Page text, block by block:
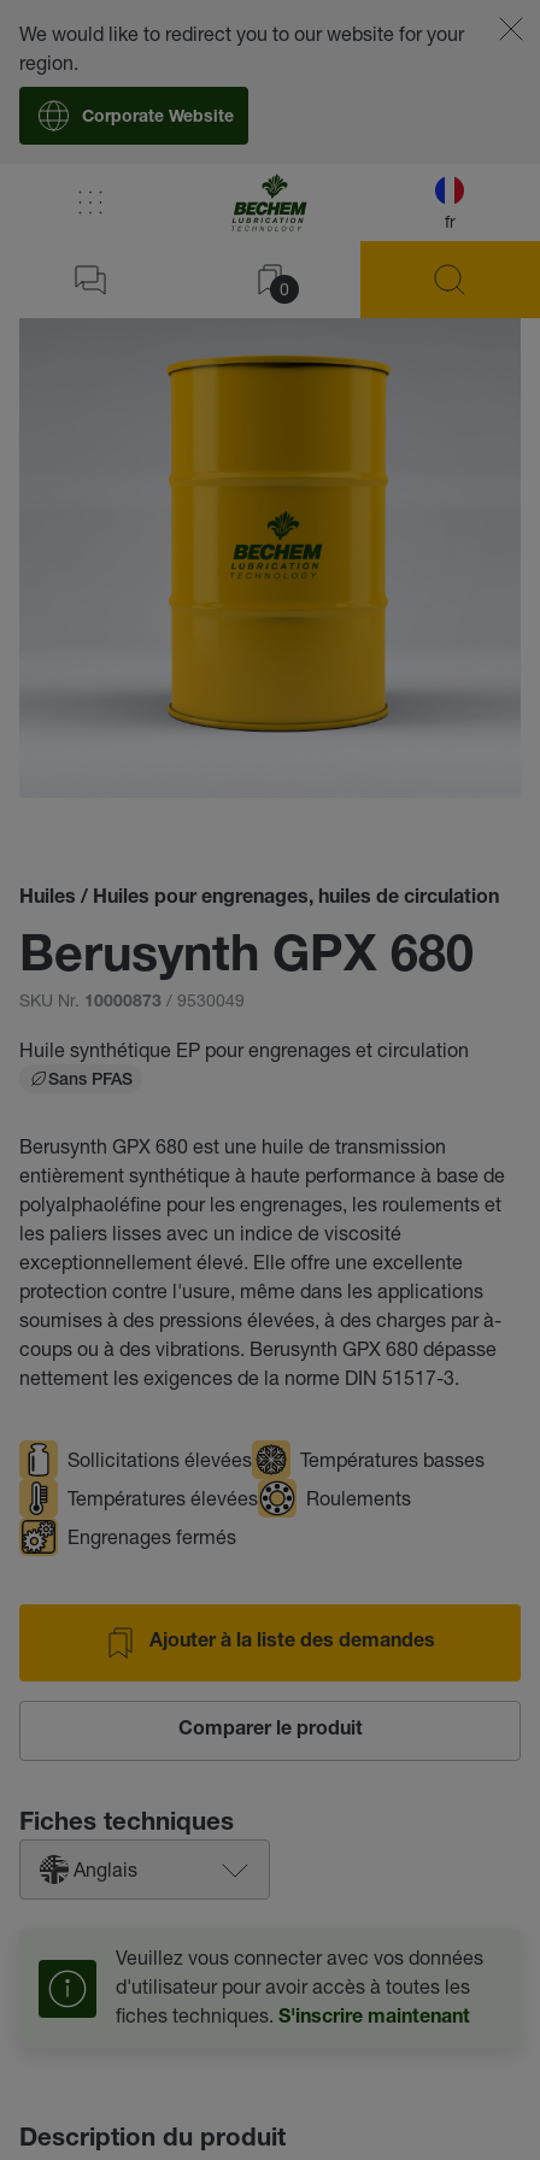
fr
0
We would like to redirect you to our website for your
region.
Corporate Website
Huiles / Huiles pour engrenages, huiles de circulation
Berusynth GPX 680
SKU Nr. 10000873 / 9530049
Huile synthétique EP pour engrenages et circulation
Sans PFAS
Berusynth GPX 680 est une huile de transmission
entièrement synthétique à haute performance à base de
polyalphaoléfine pour les engrenages, les roulements et
les paliers lisses avec un indice de viscosité
exceptionnellement élevé. Elle offre une excellente
protection contre l'usure, même dans les applications
soumises à des pressions élevées, à des charges par à-
coups ou à des vibrations. Berusynth GPX 680 dépasse
nettement les exigences de la norme DIN 51517-3.
Sollicitations élevées
Températures basses
Températures élevées
Roulements
Engrenages fermés
Ajouter à la liste des demandes
Comparer le produit
Fiches techniques
Anglais
Veuillez vous connecter avec vos données
d'utilisateur pour avoir accès à toutes les
fiches techniques. S'inscrire maintenant
Description du produit